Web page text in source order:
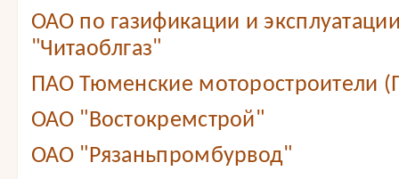
ОАО по газификации и эксплуатации
"Читаоблгаз"
ПАО Тюменские моторостроители
ОАО "Востокремстрой"
ОАО "Рязаньпромбурвод"